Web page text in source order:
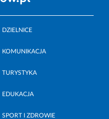
DZIELNICE
KOMUNIKACJA
TURYSTYKA
EDUKACJA
SPORT I ZDROWIE